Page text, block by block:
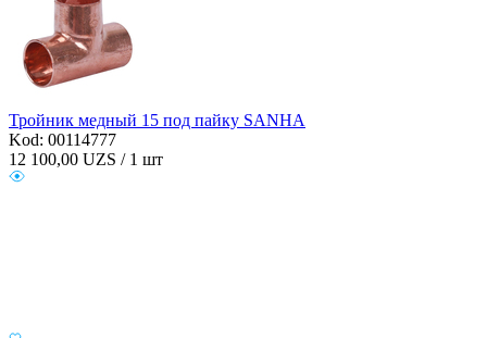
Тройник медный 15 под пайку SANHA
Kod: 00114777
12 100,00 UZS / 1 шт